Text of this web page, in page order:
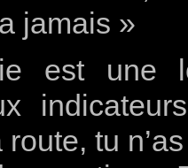
jamais »
est une
route, tu